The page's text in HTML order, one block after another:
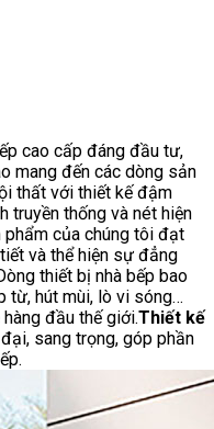
cao cấp đáng đầu tư,
mang đến các dòng sản
thất với thiết kế đậm
truyền thống và nét hiện
phẩm của chúng tôi đạt
và thể hiện sự đẳng
thiết bị nhà bếp bao
từ, hút mùi, lò vi sóng…
đầu thế giới.Thiết kế
sang trọng, góp phần